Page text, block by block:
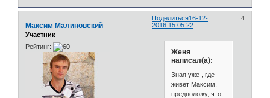
Поделиться 4
16-12-
2016 15:05:22
Максим Малиновский
Участник
Рейтинг:
Женя
написал(а):
Зная уже , где
живет Максим,
предположу, что